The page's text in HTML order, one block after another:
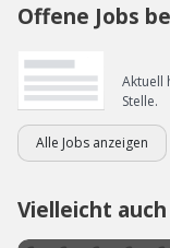
Offene Jobs
Aktuell
Stelle.
Alle Jobs anzeigen
Vielleicht